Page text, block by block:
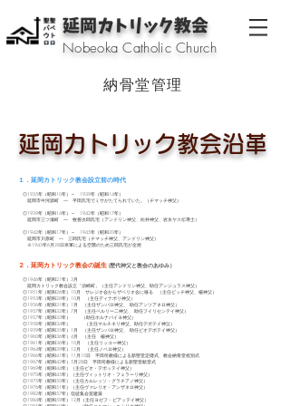
延岡カトリック教会
Nobeoka Catholic Church
納骨堂管理
延岡カトリック教会沿革
１．延岡カトリック教会設立前の時代
◎1935年（昭和10年）～ 1939年（昭和14年）
延岡市中河源町 ― 平田氏宅でミサがたてられていた。（チマッチ神父）
◎1939年（昭和14年）～ 1942年（昭和17年）
延岡市三ツ瀬町 ― 牧善次郎氏宅（アンドリン神父、向井神父、岩永ヤス伝導士）
◎1942年（昭和17年）～ 1945年（昭和20年）
延岡市川原町 ― 三郎氏宅（チマッチ神父、アンドリン神父）
※1945年6月28日米軍による空襲のため三郎氏宅が全焼
２．延岡カトリック教会の誕生 (歴代神父と教会のあゆみ）
◎1946年（昭和21年）3月
延岡カトリック教会設立「須崎町」（主任アンドリン神父、助任アンジュラス神父）
◎1951年（昭和26年）10月 サレジオ会からザベリオ会に移る （主任ピッチ神父、楊神父）
◎1953年（昭和28年）10月 （主任ディナポリ神父）
◎1956年（昭和31年）1月 （主任ザンバロ神父、 助任アンツアネロ神父）
◎1957年（昭和32年）7月 （主任ペルリー二神父、 助任フイリセンテイ神父）
◎1957年（昭和33年） （助任ホルナバイヨ神父）
◎1958年（昭和34年） （主任マルチネリ神父、助任デボテイ神父）
◎1959年（昭和35年）1月 （主任ザンバロ神父、 助任ピオデボテイ神父）
◎1960年（昭和36年）4月 （主任 楊神父）
◎1961年（昭和36年）10月 （主任リッコー神父）
◎1964年（昭和39年）12月 （主任ノベロ神父）
◎1966年（昭和41年）11月10日 平田司教様による新聖堂定礎式、教会納骨堂祝別式
◎1967年（昭和42年）5月28日 平田司教様による新聖堂献堂式
◎1969年（昭和44年）（主任ピオ・デボッテイ神父）
◎1970年（昭和45年）（主任ヴィットリオ・フェラーリ神父）
◎1975年（昭和50年）（主任カルレッソ・グラチアノ神父）
◎1976年（昭和51年）（主任ヴァレリオ・アンザネロ神父）
◎1982年（昭和57年）信徒集会室建築
◎1984年（昭和59年）12月（主任ヨゼフ・ピアッテイ神父）